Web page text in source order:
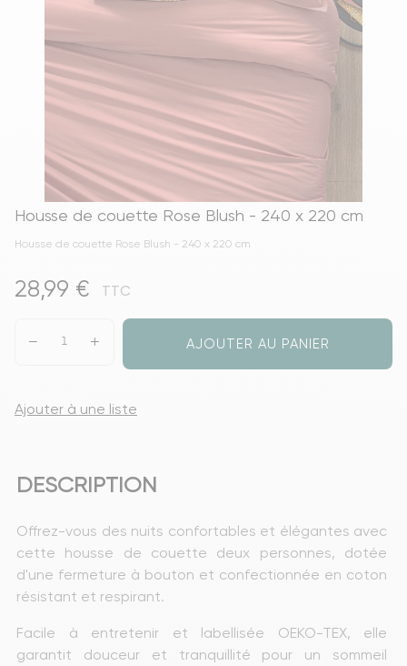
Housse de couette Rose Blush - 240 x 220 cm
Housse de couette Rose Blush - 240 x 220 cm
28,99 € TTC
AJOUTER AU PANIER
Ajouter à une liste
DESCRIPTION
Offrez-vous des nuits confortables et élégantes avec
cette housse de couette deux personnes, dotée
d'une fermeture à bouton et confectionnée en coton
résistant et respirant.
Facile à entretenir et labellisée OEKO-TEX, elle
garantit douceur et tranquillité pour un sommeil